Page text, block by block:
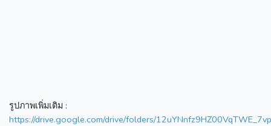
รูปภาพเพิ่มเติม :
https://drive.google.com/drive/folders/